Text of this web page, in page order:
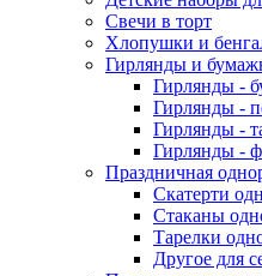
Свечи в торт
Хлопушки и
Гирлянды и
Гирлянды -
Гирлянды -
Гирлянды -
Гирлянды -
Праздничная
Скатерти
Стаканы
Тарелки
Другое для